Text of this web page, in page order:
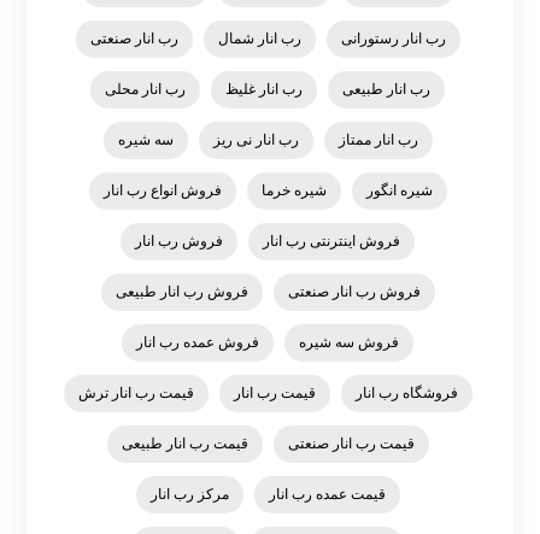
رب انار رستورانی رب انار شمال رب انار صنعتی
رب انار طبیعی رب انار غلیظ رب انار محلی
رب انار ممتاز رب انار نی ریز سه شیره
شیره انگور شیره خرما فروش انواع رب انار
فروش اینترنتی رب انار فروش رب انار
فروش رب انار صنعتی فروش رب انار طبیعی
فروش سه شیره فروش عمده رب انار
فروشگاه رب انار قیمت رب انار قیمت رب انار ترش
قیمت رب انار صنعتی قیمت رب انار طبیعی
قیمت عمده رب انار مرکز رب انار